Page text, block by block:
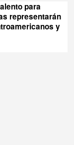
para
representarán
y